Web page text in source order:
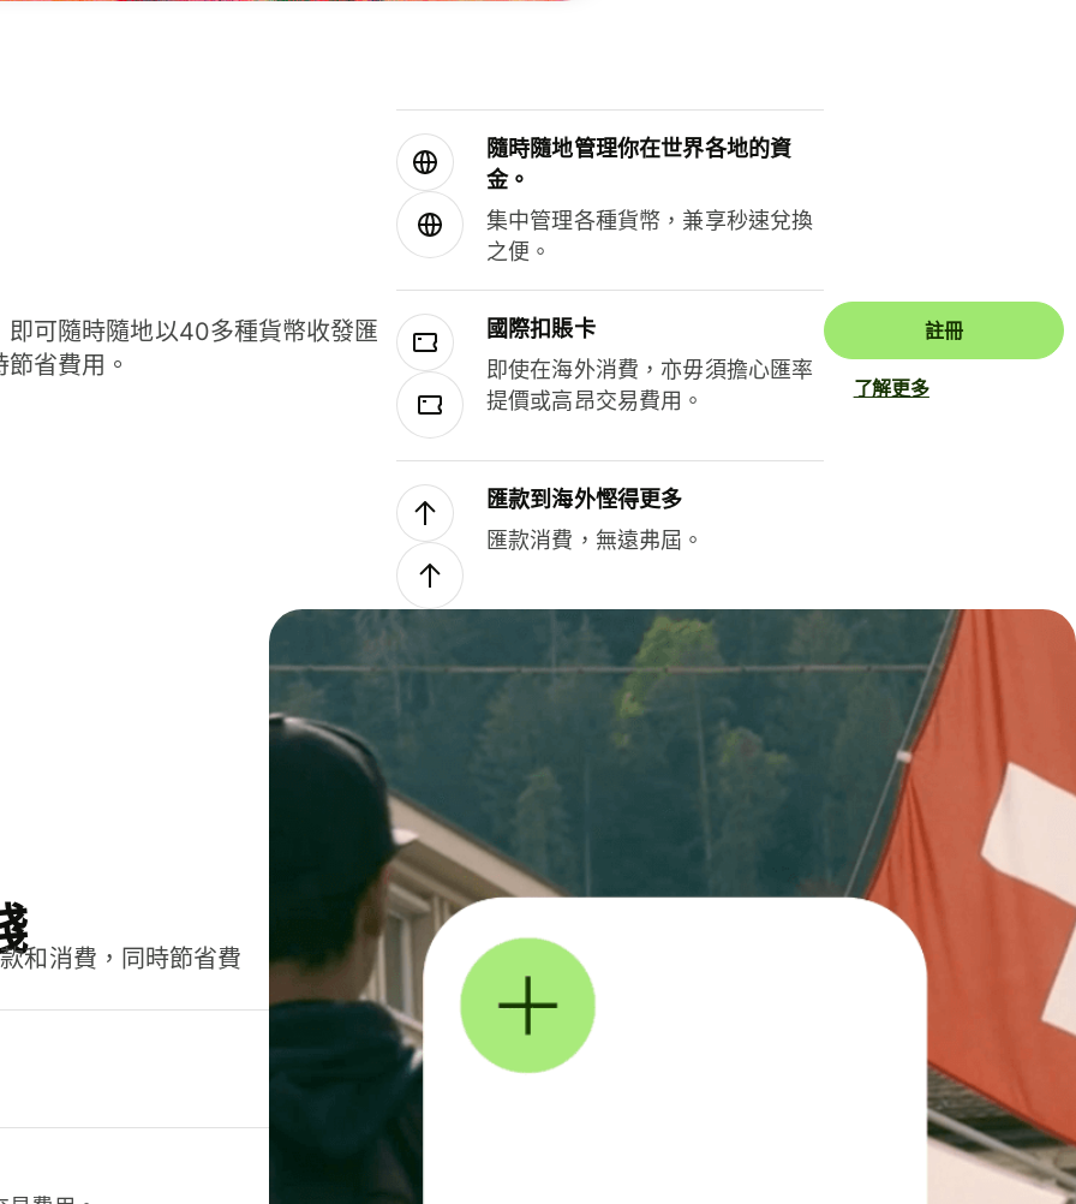
即可隨時隨地以40多種貨幣收發匯
省費用。
隨時隨地管理你在世界各地的資
金。
集中管理各種貨幣，兼享秒速兌換
之便。
國際扣賬卡
即使在海外消費，亦毋須擔心匯率
提價或高昂交易費用。
匯款到海外慳得更多
匯款消費，無遠弗屆。
註冊
了解更多
和消費，同時節省費